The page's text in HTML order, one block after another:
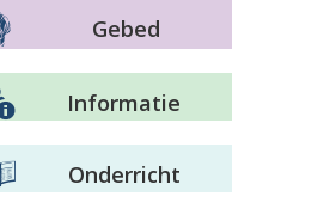
Gebed
Informatie
Onderricht